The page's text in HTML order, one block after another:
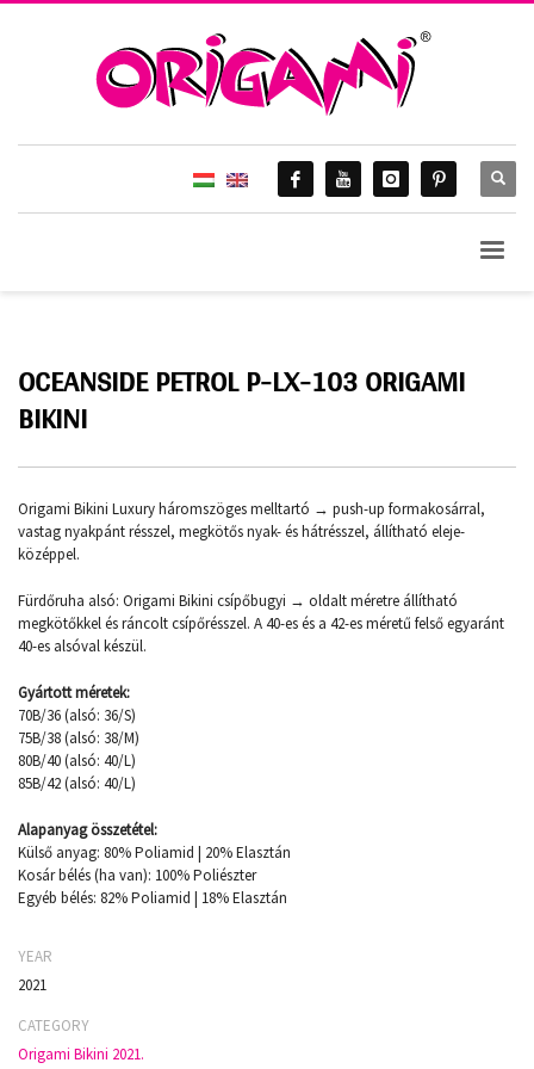
OCEANSIDE PETROL P-LX-103 ORIGAMI
BIKINI
Origami Bikini Luxury háromszöges melltartó → push-up formakosárral,
vastag nyakpánt résszel, megkötős nyak- és hátrésszel, állítható eleje-
középpel.
Fürdőruha alsó: Origami Bikini csípőbugyi → oldalt méretre állítható
megkötőkkel és ráncolt csípőrésszel. A 40-es és a 42-es méretű felső egyaránt
40-es alsóval készül.
Gyártott méretek:
70B/36 (alsó: 36/S)
75B/38 (alsó: 38/M)
80B/40 (alsó: 40/L)
85B/42 (alsó: 40/L)
Alapanyag összetétel:
Külső anyag: 80% Poliamid | 20% Elasztán
Kosár bélés (ha van): 100% Poliészter
Egyéb bélés: 82% Poliamid | 18% Elasztán
YEAR
2021
CATEGORY
Origami Bikini 2021.